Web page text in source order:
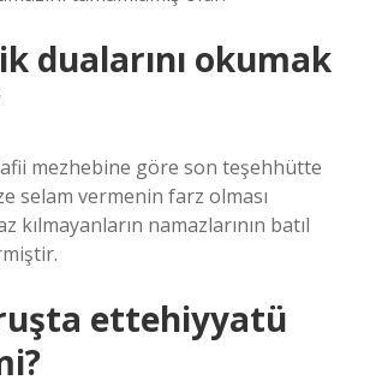
dualarını okumak
mezhebine göre son teşehhütte
selam vermenin farz olması
kılmayanların namazlarının batıl
ettehiyyatü